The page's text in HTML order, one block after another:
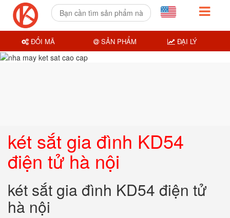
két sắt gia đình KD54
điện tử hà nội
két sắt gia đình KD54 điện tử
hà nội
ĐỔI MÃ SẢN PHẨM ĐẠI LÝ